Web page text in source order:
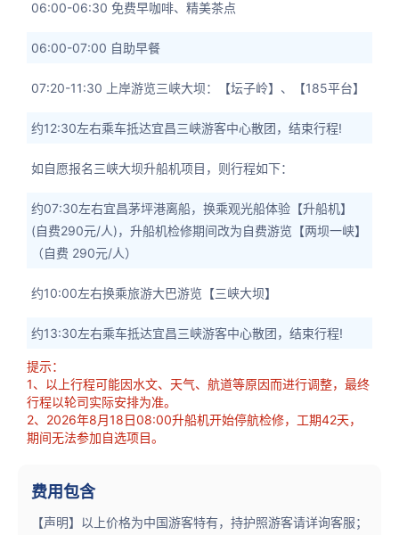
06:00-06:30 免费早咖啡、精美茶点
06:00-07:00 自助早餐
07:20-11:30 上岸游览三峡大坝：【坛子岭】、【185平台】
约12:30左右乘车抵达宜昌三峡游客中心散团，结束行程!
如自愿报名三峡大坝升船机项目，则行程如下：
约07:30左右宜昌茅坪港离船，换乘观光船体验【升船机】
(自费290元/人)，升船机检修期间改为自费游览【两坝一峡】
（自费 290元/人）
约10:00左右换乘旅游大巴游览【三峡大坝】
约13:30左右乘车抵达宜昌三峡游客中心散团，结束行程!
提示：
1、以上行程可能因水文、天气、航道等原因而进行调整，最终
行程以轮司实际安排为准。
2、2026年8月18日08:00升船机开始停航检修，工期42天，
期间无法参加自选项目。
费用包含
【声明】以上价格为中国游客特有，持护照游客请详询客服；